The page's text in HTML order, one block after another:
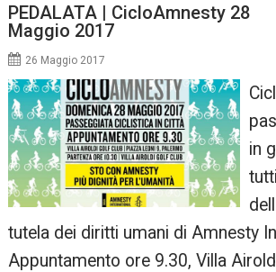
PEDALATA | CicloAmnesty 28
Maggio 2017
26 Maggio 2017
in
tutela dei diritti umani di Amnesty
Appuntamento ore 9.30, Villa